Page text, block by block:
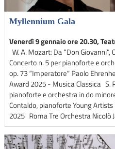
Myllennium Gala
Venerdì 9 gennaio ore 20.30,
W. A. Mozart: Da “Don
Concerto n. 5 per pianoforte e
op. 73 “Imperatore” Paolo
Award 2025 - Musica Classica S.
pianoforte e orchestra in do
Contaldo, pianoforte Young
2025 Roma Tre Orchestra Nicolò